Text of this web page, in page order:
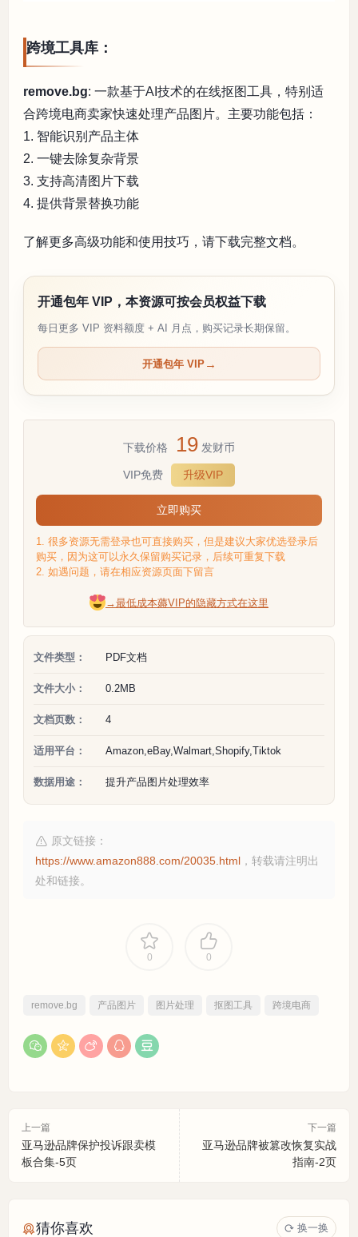
跨境工具库：
remove.bg: 一款基于AI技术的在线抠图工具，特别适
合跨境电商卖家快速处理产品图片。主要功能包括：
1. 智能识别产品主体
2. 一键去除复杂背景
3. 支持高清图片下载
4. 提供背景替换功能
了解更多高级功能和使用技巧，请下载完整文档。
开通包年 VIP，本资源可按会员权益下载
每日更多 VIP 资料额度 + AI 月点，购买记录长期保留。
开通包年 VIP
下载价格 19 发财币
VIP免费 升级VIP
立即购买
1. 很多资源无需登录也可直接购买，但是建议大家优选登录后
购买，因为这可以永久保留购买记录，后续可重复下载
2. 如遇问题，请在相应资源页面下留言
→最低成本薅VIP的隐藏方式在这里
文件类型： PDF文档
文件大小： 0.2MB
文档页数： 4
适用平台： Amazon,eBay,Walmart,Shopify,Tiktok
数据用途： 提升产品图片处理效率
原文链接：
https://www.amazon888.com/20035.html ，转载请注明出
处和链接。
0 0
remove.bg 产品图片 图片处理 抠图工具 跨境电商
上一篇
亚马逊品牌保护投诉跟卖模
板合集-5页
下一篇
亚马逊品牌被篡改恢复实战
指南-2页
猜你喜欢 换一换